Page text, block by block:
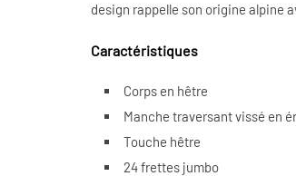
design rappelle son origine alpine
Caractéristiques
Corps en hêtre
Manche traversant vissé en
Touche hêtre
24 frettes jumbo